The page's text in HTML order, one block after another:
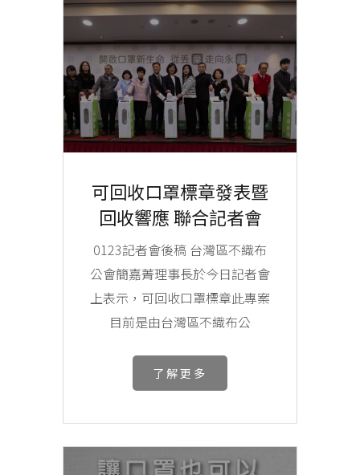
可回收口罩標章發表暨
回收響應 聯合記者會
0123記者會後稿 台灣區不織布
公會簡嘉菁理事長於今日記者會
上表示，可回收口罩標章此專案
目前是由台灣區不織布公
了解更多